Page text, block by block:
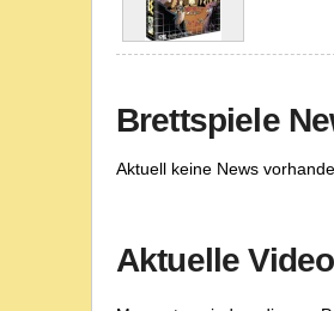
Brettspiele
Aktuell keine News
Aktuelle